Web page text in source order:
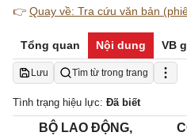
👉 Quay về: Tra cứu văn bản
Tổng quan Nội dung VB
Lưu Tìm từ trong trang
Tình trạng hiệu lực: Đã biết
BỘ LAO ĐỘNG,